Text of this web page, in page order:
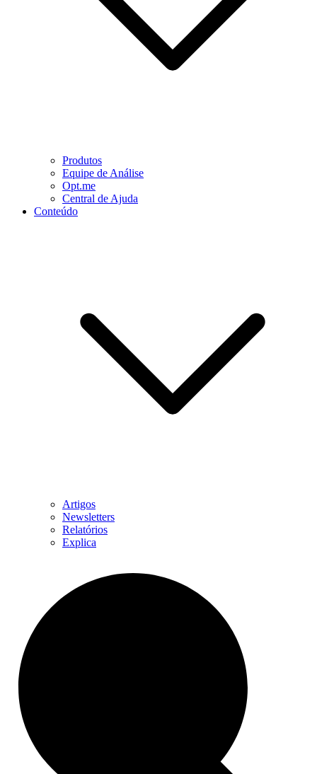
Produtos
Equipe de Análise
Opt.me
Central de Ajuda
Conteúdo
Artigos
Newsletters
Relatórios
Explica